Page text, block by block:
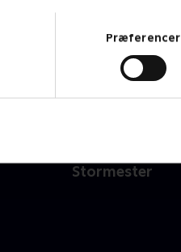
Præferencer
Stormester